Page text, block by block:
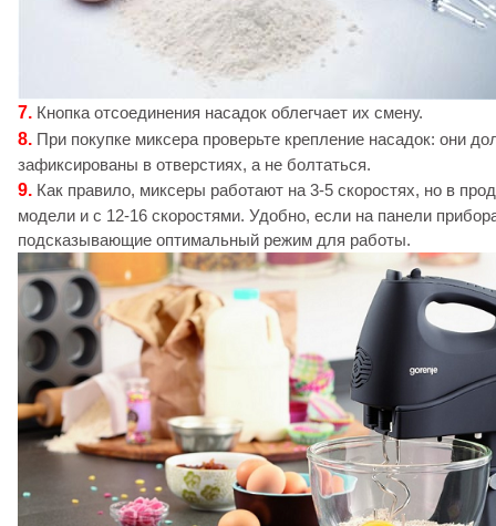
7. Кнопка отсоединения насадок облегчает их смену.
8. При покупке миксера проверьте крепление насадок: они
зафиксированы в отверстиях, а не болтаться.
9. Как правило, миксеры работают на 3-5 скоростях, но в
модели и с 12-16 скоростями. Удобно, если на панели
подсказывающие оптимальный режим для работы.